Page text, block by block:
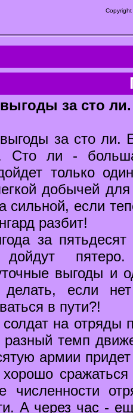
за сто ли.
за сто ли.
Сто ли -
только
добычей
сильной, если
разбит!
за
дойдут
выгоды и
если
в пути?!
солдат на отряды
разный темп
армии
численности
А через час -